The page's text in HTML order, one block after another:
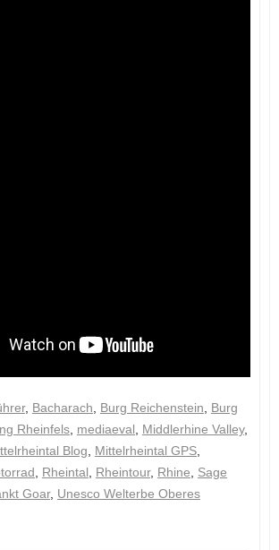
, Bacharach Burg Reichenstein
Burg
Rheinfels, mediaeval Middlerhine Valley,
Blog Mittelrheintal GPS,
Rheintal Rheintour, Rhine
Sage
Goar, Unesco Welterbe Oberes